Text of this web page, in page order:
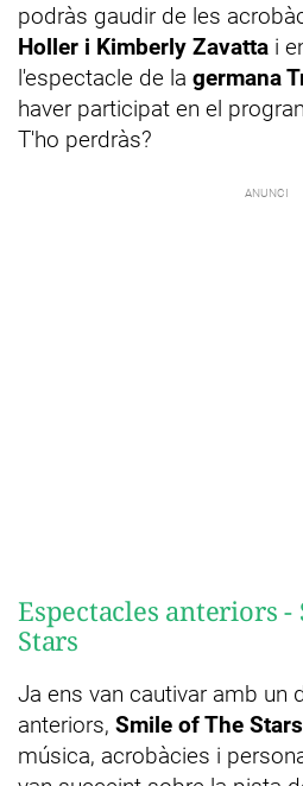
podràs gaudir de les
Holler i Kimberly Zavatta i
l'espectacle de la germana
haver participat en el
T'ho perdràs?
Espectacles anteriors -
Stars
Ja ens van cautivar amb un
anteriors, Smile of The Stars
música, acrobàcies i